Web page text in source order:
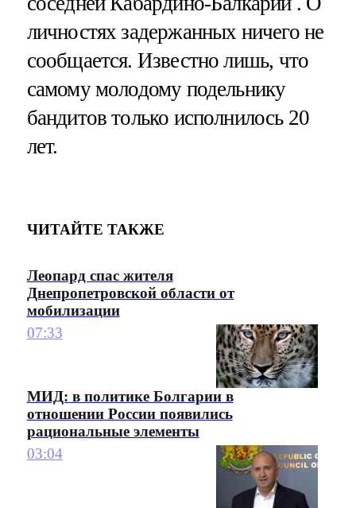
личностях задержанных ничего не
сообщается. Известно лишь, что
самому молодому подельнику
бандитов только исполнилось 20
лет.
ЧИТАЙТЕ ТАКЖЕ
Леопард спас жителя
Днепропетровской области от
мобилизации
07:33
МИД: в политике Болгарии в
отношении России появились
рациональные элементы
03:04